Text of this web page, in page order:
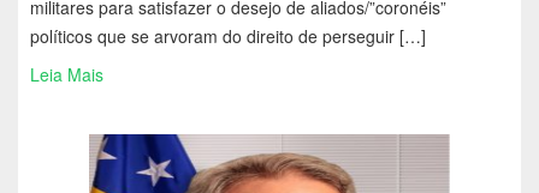
militares para satisfazer o desejo de aliados/”coronéis”
políticos que se arvoram do direito de perseguir […]
Leia Mais